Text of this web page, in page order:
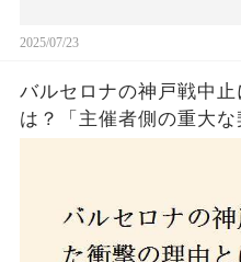
2025/07/23
バルセロナの神戸戦中
は？「主催者側の重大